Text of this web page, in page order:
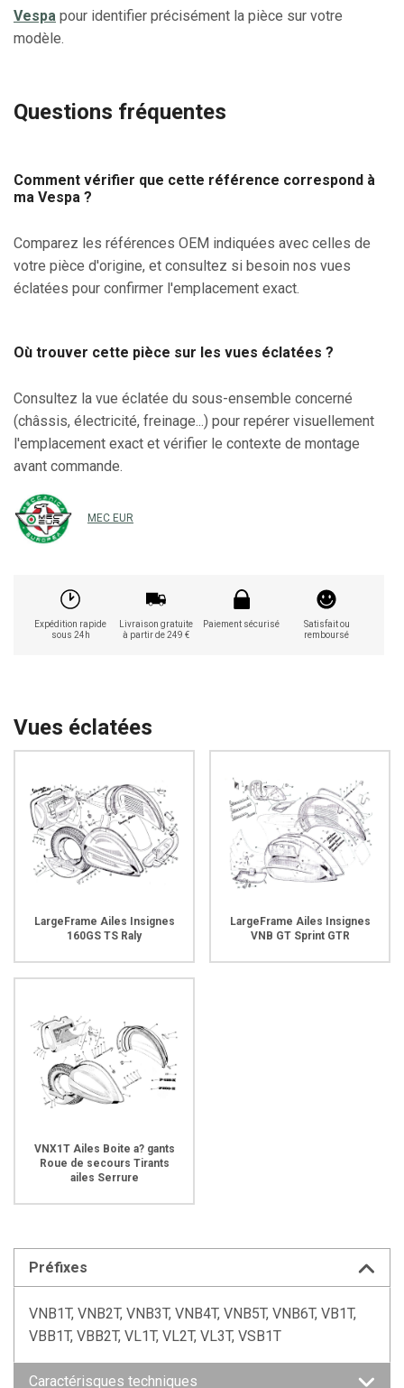
Vespa pour identifier précisément la pièce sur votre
modèle.
Questions fréquentes
Comment vérifier que cette référence correspond à
ma Vespa ?
Comparez les références OEM indiquées avec celles de
votre pièce d'origine, et consultez si besoin nos vues
éclatées pour confirmer l'emplacement exact.
Où trouver cette pièce sur les vues éclatées ?
Consultez la vue éclatée du sous-ensemble concerné
(châssis, électricité, freinage...) pour repérer visuellement
l'emplacement exact et vérifier le contexte de montage
avant commande.
MEC EUR
Expédition rapide
sous 24h
Livraison gratuite
à partir de 249 €
Paiement sécurisé
Satisfait ou
remboursé
Vues éclatées
LargeFrame Ailes Insignes
160GS TS Raly
LargeFrame Ailes Insignes
VNB GT Sprint GTR
VNX1T Ailes Boite a? gants
Roue de secours Tirants
ailes Serrure
Préfixes
VNB1T, VNB2T, VNB3T, VNB4T, VNB5T, VNB6T, VB1T,
VBB1T, VBB2T, VL1T, VL2T, VL3T, VSB1T
Caractérisques techniques